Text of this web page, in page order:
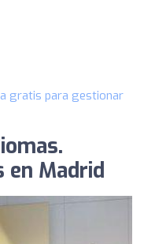
gratis para gestionar
en Madrid